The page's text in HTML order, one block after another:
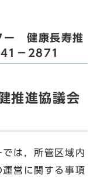
ー 健康長寿推
－2871
推進協議会
は，所管区域内
営に関する事項